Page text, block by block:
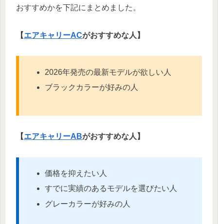
おすすめかを下記にまとめました。
【エアキャリーACがおすすめな人】
2026年発売の最新モデルが欲しい人
ブラックカラーが好みの人
【エアキャリーABがおすすめな人】
価格を抑えたい人
すでに実績のあるモデルを選びたい人
グレーカラーが好みの人